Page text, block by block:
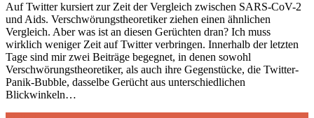
Auf Twitter kursiert zur Zeit der Vergleich zwischen SARS-CoV-2
und Aids. Verschwörungstheoretiker ziehen einen ähnlichen
Vergleich. Aber was ist an diesen Gerüchten dran? Ich muss
wirklich weniger Zeit auf Twitter verbringen. Innerhalb der letzten
Tage sind mir zwei Beiträge begegnet, in denen sowohl
Verschwörungstheoretiker, als auch ihre Gegenstücke, die Twitter-
Panik-Bubble, dasselbe Gerücht aus unterschiedlichen
Blickwinkeln…